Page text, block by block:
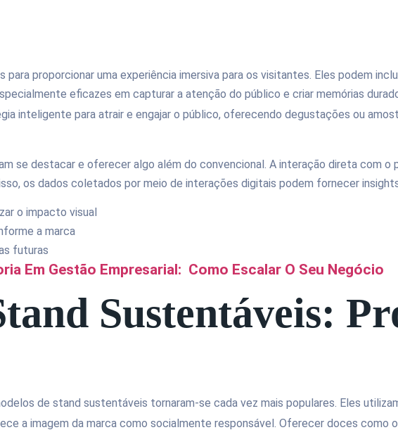
proporcionar uma experiência imersiva para os visitantes. Eles podem
eficazes em capturar a atenção do público e criar memórias
inteligente para atrair e engajar o público, oferecendo degustações ou
se destacar e oferecer algo além do convencional. A interação direta com
os dados coletados por meio de interações digitais podem fornecer
o impacto visual
a marca
futuras
Em Gestão Empresarial: Como Escalar O Seu Negócio
Sustentáveis:
de stand sustentáveis tornaram-se cada vez mais populares. Eles
a imagem da marca como socialmente responsável. Oferecer doces como o